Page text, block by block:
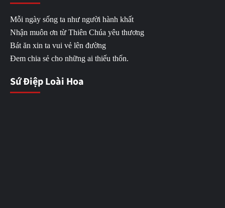
Mỗi ngày sống ta như người hành khất
Nhận muôn ơn từ Thiên Chúa yêu thương
Bát ăn xin ta vui vẻ lên đường
Đem chia sẻ cho những ai thiếu thốn.
Sứ Điệp Loài Hoa